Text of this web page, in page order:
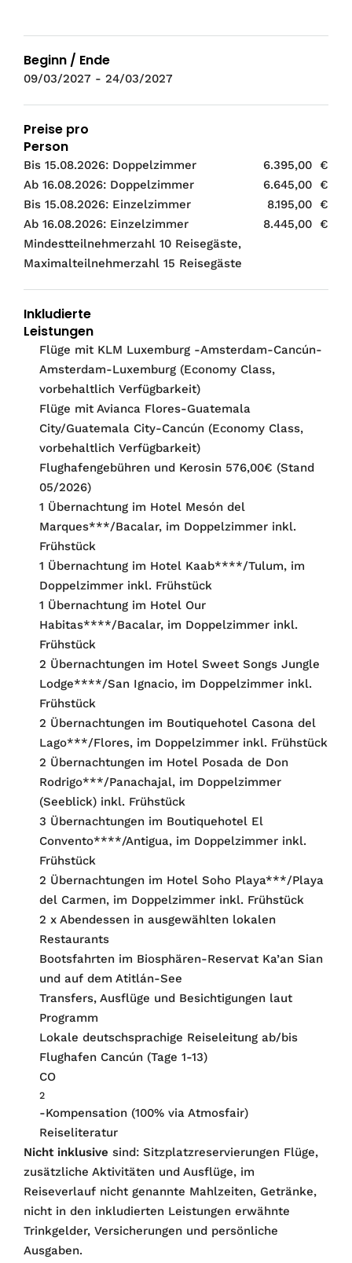
Beginn / Ende
09/03/2027 - 24/03/2027
Preise pro
Person
Bis 15.08.2026: Doppelzimmer
6.395,00 €
Ab 16.08.2026: Doppelzimmer
6.645,00 €
Bis 15.08.2026: Einzelzimmer
8.195,00 €
Ab 16.08.2026: Einzelzimmer
8.445,00 €
Mindestteilnehmerzahl 10 Reisegäste,
Maximalteilnehmerzahl 15 Reisegäste
Inkludierte
Leistungen
Flüge mit KLM Luxemburg -Amsterdam-Cancún-
Amsterdam-Luxemburg (Economy Class,
vorbehaltlich Verfügbarkeit)
Flüge mit Avianca Flores-Guatemala
City/Guatemala City-Cancún (Economy Class,
vorbehaltlich Verfügbarkeit)
Flughafengebühren und Kerosin 576,00€ (Stand
05/2026)
1 Übernachtung im Hotel Mesón del
Marques***/Bacalar, im Doppelzimmer inkl.
Frühstück
1 Übernachtung im Hotel Kaab****/Tulum, im
Doppelzimmer inkl. Frühstück
1 Übernachtung im Hotel Our
Habitas****/Bacalar, im Doppelzimmer inkl.
Frühstück
2 Übernachtungen im Hotel Sweet Songs Jungle
Lodge****/San Ignacio, im Doppelzimmer inkl.
Frühstück
2 Übernachtungen im Boutiquehotel Casona del
Lago***/Flores, im Doppelzimmer inkl. Frühstück
2 Übernachtungen im Hotel Posada de Don
Rodrigo***/Panachajal, im Doppelzimmer
(Seeblick) inkl. Frühstück
3 Übernachtungen im Boutiquehotel El
Convento****/Antigua, im Doppelzimmer inkl.
Frühstück
2 Übernachtungen im Hotel Soho Playa***/Playa
del Carmen, im Doppelzimmer inkl. Frühstück
2 x Abendessen in ausgewählten lokalen
Restaurants
Bootsfahrten im Biosphären-Reservat Ka’an Sian
und auf dem Atitlán-See
Transfers, Ausflüge und Besichtigungen laut
Programm
Lokale deutschsprachige Reiseleitung ab/bis
Flughafen Cancún (Tage 1-13)
CO
2
-Kompensation (100% via Atmosfair)
Reiseliteratur
Nicht inklusive sind: Sitzplatzreservierungen Flüge,
zusätzliche Aktivitäten und Ausflüge, im
Reiseverlauf nicht genannte Mahlzeiten, Getränke,
nicht in den inkludierten Leistungen erwähnte
Trinkgelder, Versicherungen und persönliche
Ausgaben.